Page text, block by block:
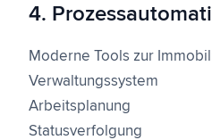
4.
Moderne Tools zur
Verwaltungssystem
Arbeitsplanung
Statusverfolgung